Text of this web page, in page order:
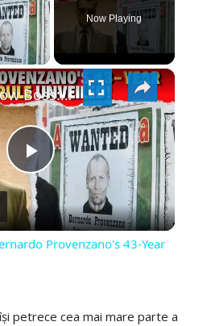
Now Playing
×
PLAY
VIDEO
The Shadow Boss: Bernardo Provenzano's 43-Year Mafia Rule Unveiled!
Provenzano's 43-Year
petrece cea mai mare parte a